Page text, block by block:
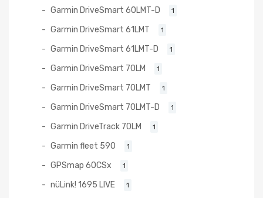
Garmin DriveSmart 60LMT-D 1
Garmin DriveSmart 61LMT 1
Garmin DriveSmart 61LMT-D 1
Garmin DriveSmart 70LM 1
Garmin DriveSmart 70LMT 1
Garmin DriveSmart 70LMT-D 1
Garmin DriveTrack 70LM 1
Garmin fleet 590 1
GPSmap 60CSx 1
nüLink! 1695 LIVE 1